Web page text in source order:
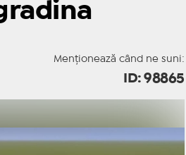
Menționează când ne suni:
ID: 98865